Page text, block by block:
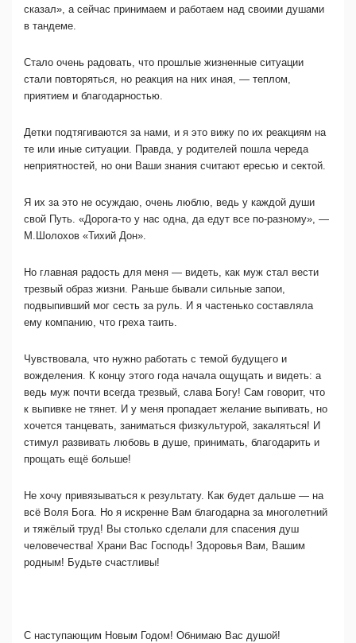
сказал», а сейчас принимаем и работаем над своими душами
в тандеме.
Стало очень радовать, что прошлые жизненные ситуации
стали повторяться, но реакция на них иная, — теплом,
приятием и благодарностью.
Детки подтягиваются за нами, и я это вижу по их реакциям на
те или иные ситуации. Правда, у родителей пошла череда
неприятностей, но они Ваши знания считают ересью и ceктoй.
Я их за это не осуждаю, очень люблю, ведь у каждой души
свой Путь. «Дорога-то у нас одна, да едут все по-разному», —
М.Шолохов «Тихий Дон».
Но главная радость для меня — видеть, как муж стал вести
трезвый образ жизни. Раньше бывали сильные запои,
подвыпивший мог сесть за руль. И я частенько составляла
ему компанию, что греха таить.
Чувствовала, что нужно работать с темой будущего и
вожделения. К концу этого года начала ощущать и видеть: а
ведь муж почти всегда трезвый, слава Богу! Сам говорит, что
к выпивке не тянет. И у меня пропадает желание выпивать, но
хочется танцевать, заниматься физкультурой, закаляться! И
стимул развивать любовь в душе, принимать, благодарить и
прощать ещё больше!
Не хочу привязываться к результату. Как будет дальше — на
всё Воля Бога. Но я искренне Вам благодарна за многолетний
и тяжёлый труд! Вы столько сделали для спасения душ
человечества! Храни Вас Господь! Здоровья Вам, Вашим
родным! Будьте счастливы!
С наступающим Новым Годом! Обнимаю Вас душой!